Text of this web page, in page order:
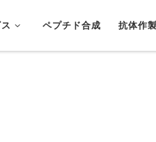
ペプチド合成 抗体作製